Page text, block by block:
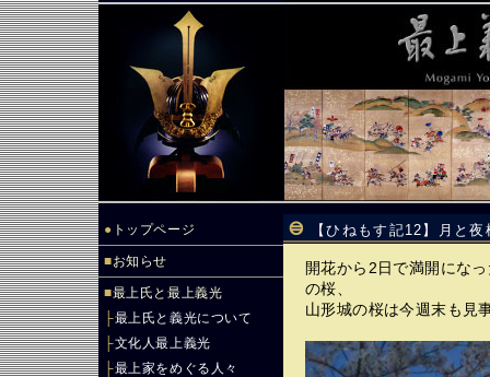
● トップページ
■お知らせ
■最上氏と最上義光
├最上氏と義光について
├文化人最上義光
├最上家をめぐる人々
【ひねもす記12】月と夜
開花から2日で満開にな
の桜、
山形城の桜は今週末も見